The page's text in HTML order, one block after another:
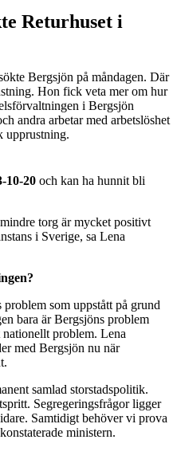
Returhuset i
Bergsjön på måndagen. Där
Hon fick veta mer om hur
i Bergsjön
andra arbetar med arbetslöshet
upprustning.
10-20 och kan ha hunnit bli
torg är mycket positivt
i Sverige, sa Lena
som uppstått på grund
bara är Bergsjöns problem
problem. Lena
med Bergsjön nu när
samlad storstadspolitik.
Segregeringsfrågor ligger
Samtidigt behöver vi prova
ministern.